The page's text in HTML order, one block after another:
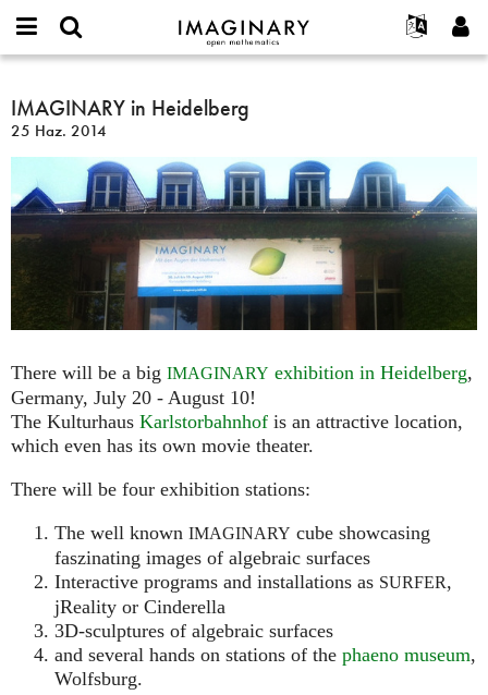
IMAGINARY
open
Français
한국어
Español
Türkçe
Programlar
Etkileşimli
Filmler
Metinler
Sergiler
Devamı...
Projeler
İletişim
or
username
*
Parola
Yeni hesap oluştur
Yeni parola iste
Ara
IMAGINARY
in
Heidelberg
IMAGINARY in Heidelberg
25 Haz. 2014
There will be a big IMAGINARY exhibition in Heidelberg,
Germany, July 20 - August 10!
The Kulturhaus Karlstorbahnhof is an attractive location,
which even has its own movie theater.
There will be four exhibition stations:
The well known IMAGINARY cube showcasing
faszinating images of algebraic surfaces
Interactive programs and installations as SURFER,
jReality or Cinderella
3D-sculptures of algebraic surfaces
and several hands on stations of the phaeno museum,
Wolfsburg.